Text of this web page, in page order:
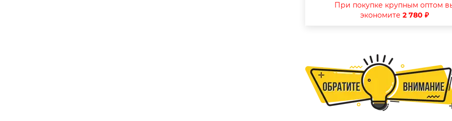
При покупке крупным оптом
экономите2 780 ₽